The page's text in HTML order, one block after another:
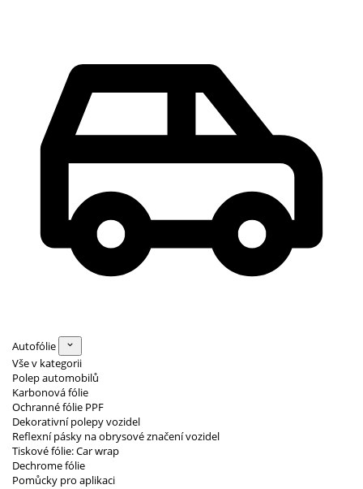
Autofólie
Vše v kategorii
Polep automobilů
Karbonová fólie
Ochranné fólie PPF
Dekorativní polepy vozidel
Reflexní pásky na obrysové značení vozidel
Tiskové fólie: Car wrap
Dechrome fólie
Pomůcky pro aplikaci